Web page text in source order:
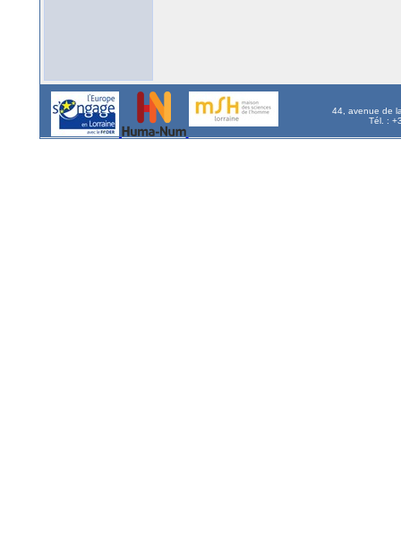
44, avenue de
Tél. :